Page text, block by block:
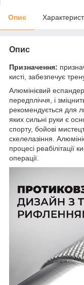
Опис
Опис
Призначення:
кисті, забезпечує
Алюмінієвий
передпліччя, і
рекомендується для
яких сильні руки є
спорту, бойові
скелелазіння.
процесі реабілітації
операції.